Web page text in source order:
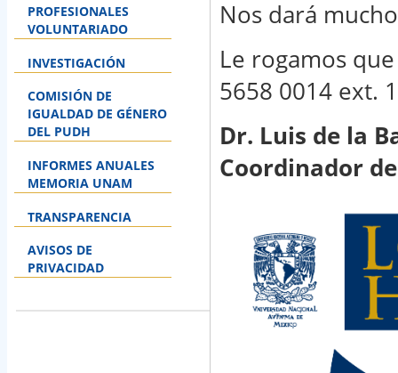
PROFESIONALES
VOLUNTARIADO
INVESTIGACIÓN
COMISIÓN DE
IGUALDAD DE GÉNERO
DEL PUDH
INFORMES ANUALES
MEMORIA UNAM
TRANSPARENCIA
AVISOS DE
PRIVACIDAD
Nos dará
Le rogamos
5658 0014 ext.
Dr. Luis de la
Coordinador